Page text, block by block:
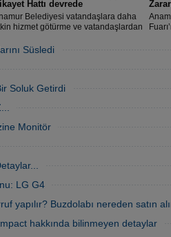
Hattı devrede
Belediyesi vatandaşlara daha
hizmet götürme ve vatandaşlardan
yönelik
Süsledi
Soluk Getirdi
Monitör
LG G4
yapılır? Buzdolabı nereden satın
hakkında bilinmeyen detaylar